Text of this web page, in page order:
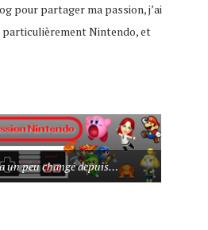
pour partager ma passion, j’ai
particulièrement Nintendo, et
un peu changé depuis…